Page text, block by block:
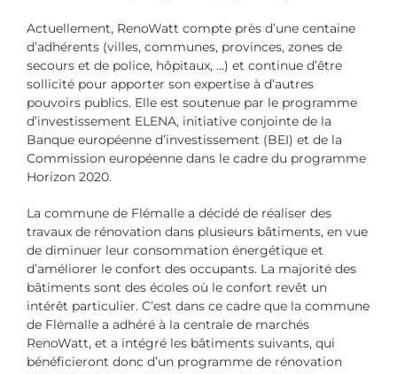
Actuellement, RenoWatt compte près d’une centaine
d’adhérents (villes, communes, provinces, zones de
secours et de police, hôpitaux, …) et continue d’être
sollicité pour apporter son expertise à d’autres
pouvoirs publics. Elle est soutenue par le programme
d’investissement ELENA, initiative conjointe de la
Banque européenne d’investissement (BEI) et de la
Commission européenne dans le cadre du programme
Horizon 2020.
La commune de Flémalle a décidé de réaliser des
travaux de rénovation dans plusieurs bâtiments, en vue
de diminuer leur consommation énergétique et
d’améliorer le confort des occupants. La majorité des
bâtiments sont des écoles où le confort revêt un
intérêt particulier. C’est dans ce cadre que la commune
de Flémalle a adhéré à la centrale de marchés
RenoWatt, et a intégré les bâtiments suivants, qui
bénéficieront donc d’un programme de rénovation